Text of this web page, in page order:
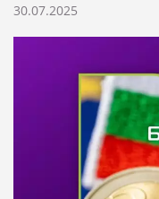
30.07.2025